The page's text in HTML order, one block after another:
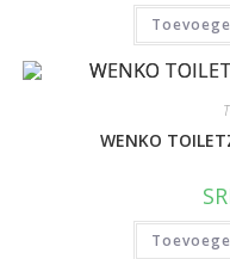
WENKO